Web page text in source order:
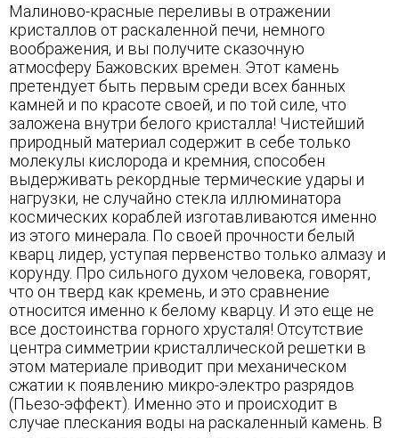
Малиново-красные переливы в отражении
кристаллов от раскаленной печи, немного
воображения, и вы получите сказочную
атмосферу Бажовских времен. Этот камень
претендует быть первым среди всех банных
камней и по красоте своей, и по той силе, что
заложена внутри белого кристалла! Чистейший
природный материал содержит в себе только
молекулы кислорода и кремния, способен
выдерживать рекордные термические удары и
нагрузки, не случайно стекла иллюминатора
космических кораблей изготавливаются именно
из этого минерала. По своей прочности белый
кварц лидер, уступая первенство только алмазу и
корунду. Про сильного духом человека, говорят,
что он тверд как кремень, и это сравнение
относится именно к белому кварцу. И это еще не
все достоинства горного хрусталя! Отсутствие
центра симметрии кристаллической решетки в
этом материале приводит при механическом
сжатии к появлению микро-электро разрядов
(Пьезо-эффект). Именно это и происходит в
случае плескания воды на раскаленный камень. В